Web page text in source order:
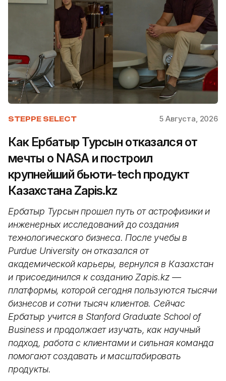
STEPPE SELECT 5 Августа, 2026
Как Ербатыр Турсын отказался от
мечты о NASA и построил
крупнейший бьюти-tech продукт
Казахстана Zapis.kz
Ербатыр Турсын прошел путь от астрофизики и
инженерных исследований до создания
технологического бизнеса. После учебы в
Purdue University он отказался от
академической карьеры, вернулся в Казахстан
и присоединился к созданию Zapis.kz —
платформы, которой сегодня пользуются тысячи
бизнесов и сотни тысяч клиентов. Сейчас
Ербатыр учится в Stanford Graduate School of
Business и продолжает изучать, как научный
подход, работа с клиентами и сильная команда
помогают создавать и масштабировать
продукты.